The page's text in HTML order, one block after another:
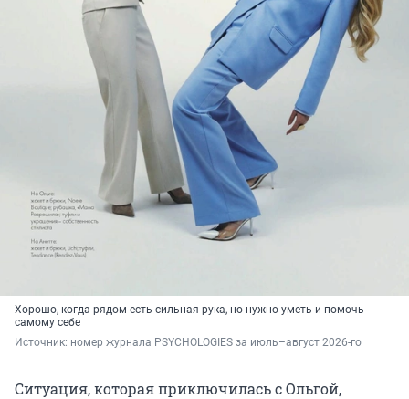
Хорошо, когда рядом есть сильная рука, но нужно уметь и помочь
самому себе
Источник: номер журнала PSYCHOLOGIES за июль–август 2026-го
Ситуация, которая приключилась с Ольгой,